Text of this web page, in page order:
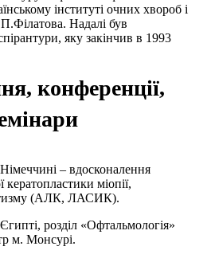
інституті очних хвороб і
Надалі був
яку закінчив в 1993
конференції,
– вдосконалення
кератопластики міопії,
(АЛК, ЛАСИК).
розділ «Офтальмологія»
м. Монсурі.